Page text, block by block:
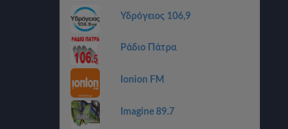
Υδρόγειος 106,9
Ράδιο Πάτρα
Ionion FM
Imagine 89.7